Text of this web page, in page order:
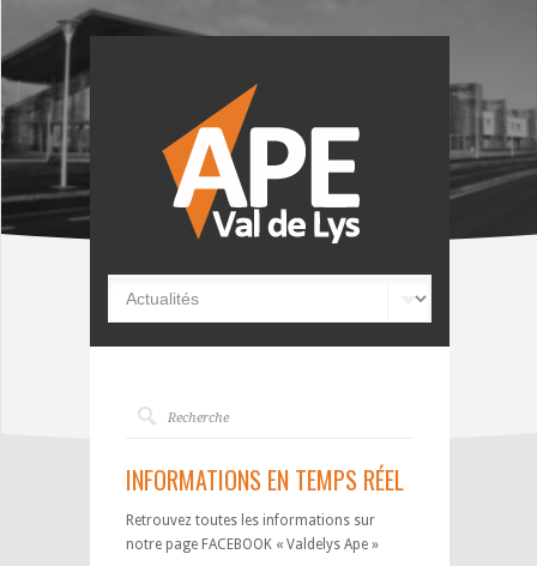
INFORMATIONS EN TEMPS RÉEL
Retrouvez toutes les informations sur
notre page FACEBOOK « Valdelys Ape »